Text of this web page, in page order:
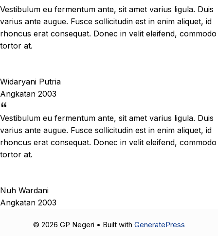
Vestibulum eu fermentum ante, sit amet varius ligula. Duis
varius ante augue. Fusce sollicitudin est in enim aliquet, id
rhoncus erat consequat. Donec in velit eleifend, commodo
tortor at.
Widaryani Putria
Angkatan 2003
Vestibulum eu fermentum ante, sit amet varius ligula. Duis
varius ante augue. Fusce sollicitudin est in enim aliquet, id
rhoncus erat consequat. Donec in velit eleifend, commodo
tortor at.
Nuh Wardani
Angkatan 2003
© 2026 GP Negeri • Built with GeneratePress